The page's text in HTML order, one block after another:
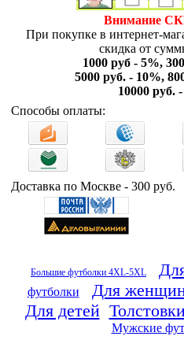
Внимание
При покупке в интернет-
скидка от
1000 руб - 5%,
5000 руб. - 10%,
10000 руб. -
Способы оплаты:
Доставка по Москве - 300 руб.
Большие футболки 4XL-5XL
футболки
Для
Для детей
Мужские